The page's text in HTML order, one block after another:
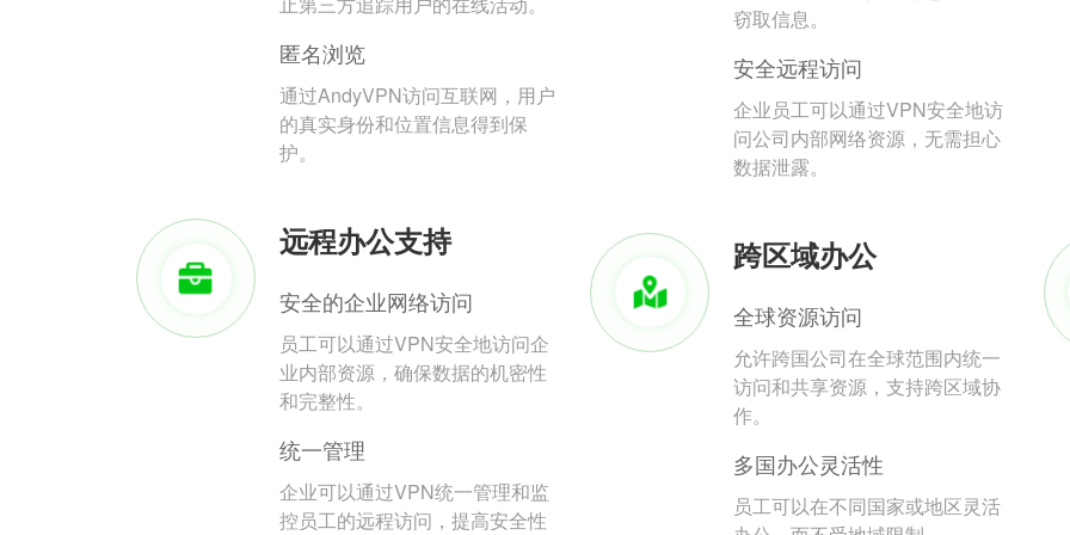
匿名浏览
通过AndyVPN访问互联网，用户
的真实身份和位置信息得到保
护。
窃取信息。
安全远程访问
企业员工可以通过VPN安全地访
问公司内部网络资源，无需担心
数据泄露。
远程办公支持
安全的企业网络访问
员工可以通过VPN安全地访问企
业内部资源，确保数据的机密性
和完整性。
统一管理
企业可以通过VPN统一管理和监
控员工的远程访问，提高安全性
跨区域办公
全球资源访问
允许跨国公司在全球范围内统一
访问和共享资源，支持跨区域协
作。
多国办公灵活性
员工可以在不同国家或地区灵活